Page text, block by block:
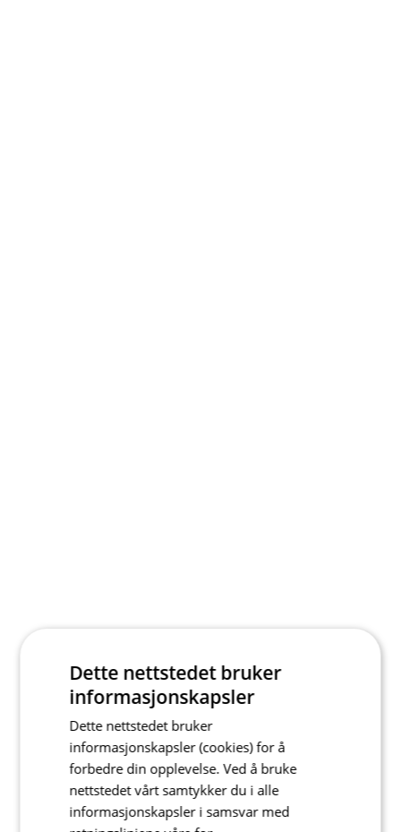
Dette nettstedet bruker
informasjonskapsler
Dette nettstedet bruker
informasjonskapsler (cookies) for å
forbedre din opplevelse. Ved å bruke
nettstedet vårt samtykker du i alle
informasjonskapsler i samsvar med